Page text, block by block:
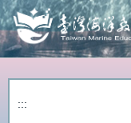
跳
到
主
要
內
:::